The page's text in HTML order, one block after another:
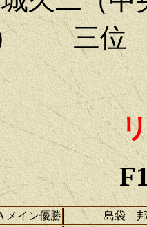
三位
メイン優勝
島袋